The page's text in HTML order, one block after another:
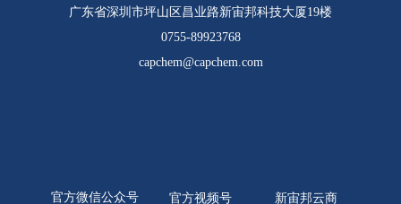
广东省深圳市坪山区昌业路新宙邦科技大厦19楼
0755-89923768
capchem@capchem.com
官方微信公众号 官方视频号 新宙邦云商